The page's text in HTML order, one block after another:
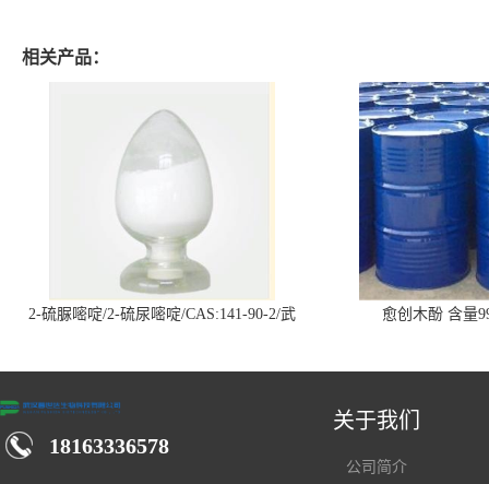
相关产品：
2-硫脲嘧啶/2-硫尿嘧啶/CAS:141-90-2/武
愈创木酚 含量
18163336578
关于我们
公司简介